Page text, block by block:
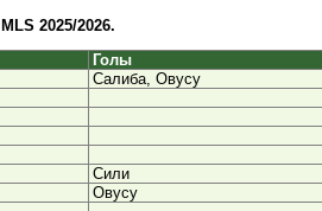
2025/2026.
Голы
Салиба, Овусу
Сили
Овусу